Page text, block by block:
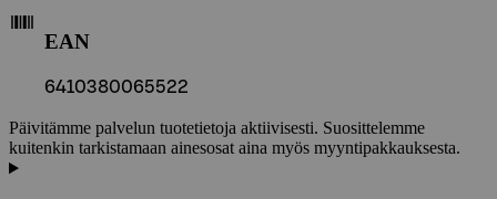
EAN
6410380065522
Päivitämme palvelun tuotetietoja aktiivisesti. Suosittelemme
kuitenkin tarkistamaan ainesosat aina myös myyntipakkauksesta.